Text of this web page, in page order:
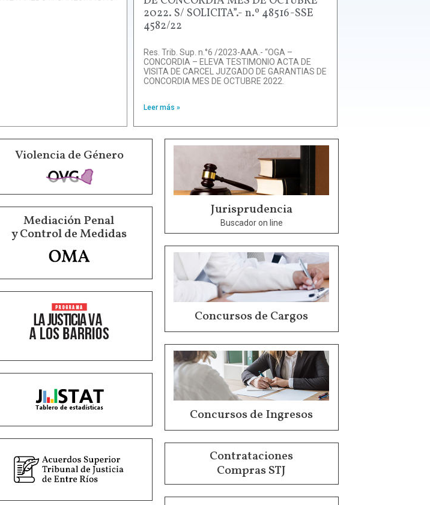
2022. S/ SOLICITA”.- n.º 48516-SSE
4582/22
Res. Trib. Sup. n.°6 /2023-AAA.- “OGA –
CONCORDIA – ELEVA TESTIMONIO ACTA DE
VISITA DE CARCEL JUZGADO DE GARANTIAS DE
CONCORDIA MES DE OCTUBRE 2022.
Leer más »
Violencia de Género
Mediación Penal
y Control de Medidas
Jurisprudencia
Buscador on line
Concursos de Cargos
Concursos de Ingresos
Contrataciones
Compras STJ